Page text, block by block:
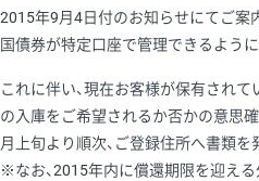
2015年9月4日付のお知らせにてご案
国債券が特定口座で管理できるように
これに伴い、現在お客様が保有され
の入庫をご希望されるか否かの意思
月上旬より順次、ご登録住所へ書類を
※なお、2015年内に償還期限を迎え